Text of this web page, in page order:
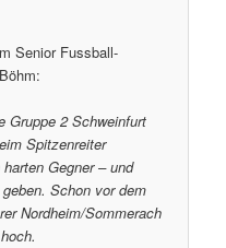
Senior Fussball-
Gruppe 2 Schweinfurt
Spitzenreiter
Gegner – und
Schon vor dem
Nordheim/Sommerach